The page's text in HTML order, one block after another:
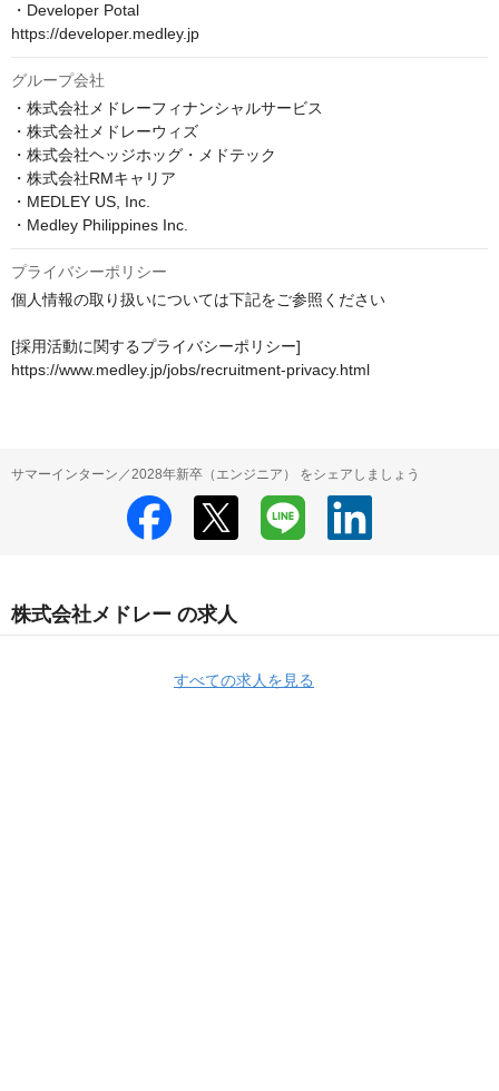
・Developer Potal
https://developer.medley.jp
グループ会社
・株式会社メドレーフィナンシャルサービス
・株式会社メドレーウィズ
・株式会社ヘッジホッグ・メドテック
・株式会社RMキャリア
・MEDLEY US, Inc.
・Medley Philippines Inc.
プライバシーポリシー
個人情報の取り扱いについては下記をご参照ください
[採用活動に関するプライバシーポリシー]
https://www.medley.jp/jobs/recruitment-privacy.html
サマーインターン／2028年新卒（エンジニア） をシェアしましょう
株式会社メドレー の求人
すべての求人を見る